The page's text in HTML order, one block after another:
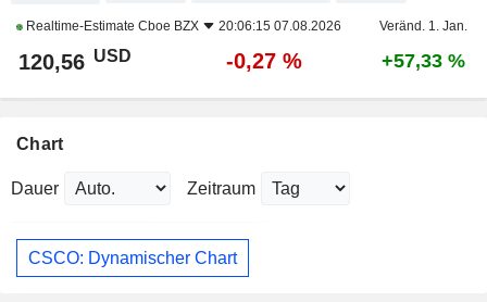
Realtime-Estimate Cboe BZX 20:06:15 07.08.2026 Veränd. 1. Jan.
120,56 USD -0,27 % +57,33 %
Chart
Dauer Zeitraum
CSCO: Dynamischer Chart